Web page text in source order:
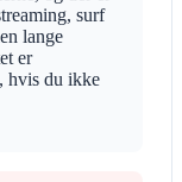
surf
lange
er
hvis du ikke